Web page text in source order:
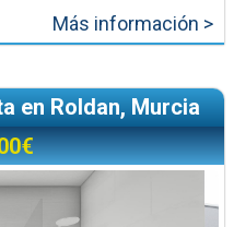
Más información >
en Roldan, Murcia